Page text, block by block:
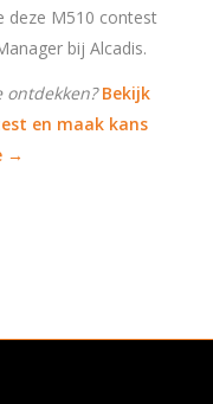
deze M510 contest
bij Alcadis.
Bekijk
en maak kans
→